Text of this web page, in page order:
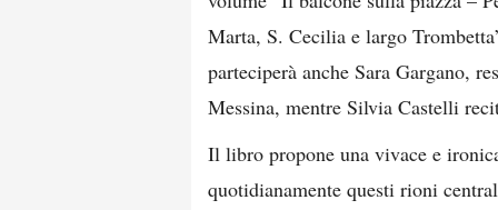
Marta, S. Cecilia e largo
parteciperà anche Sara Gargano,
Messina, mentre Silvia Castelli
Il libro propone una vivace e
quotidianamente questi rioni